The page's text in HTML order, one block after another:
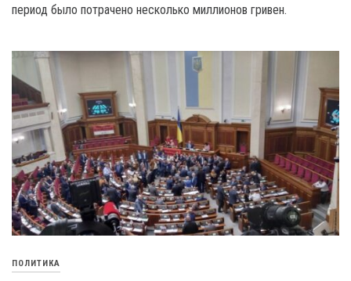
период было потрачено несколько миллионов гривен.
ПОЛИТИКА